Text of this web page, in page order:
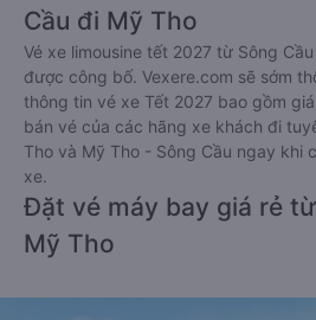
Cầu đi Mỹ Tho
Vé xe limousine tết 2027 từ Sông
được công bố. Vexere.com sẽ sớm
thông tin vé xe Tết 2027 bao gồm
bán vé của các hãng xe khách đi
Tho và Mỹ Tho - Sông Cầu ngay khi
xe.
Đặt vé máy bay giá rẻ
Mỹ Tho